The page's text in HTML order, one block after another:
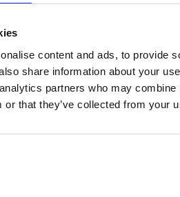
content and ads, to provide
share information about your
partners who may
or that they’ve collected from your
wykonują czynności i
informacje. Osoba
te same zadania, które
przedstawiciel, a system